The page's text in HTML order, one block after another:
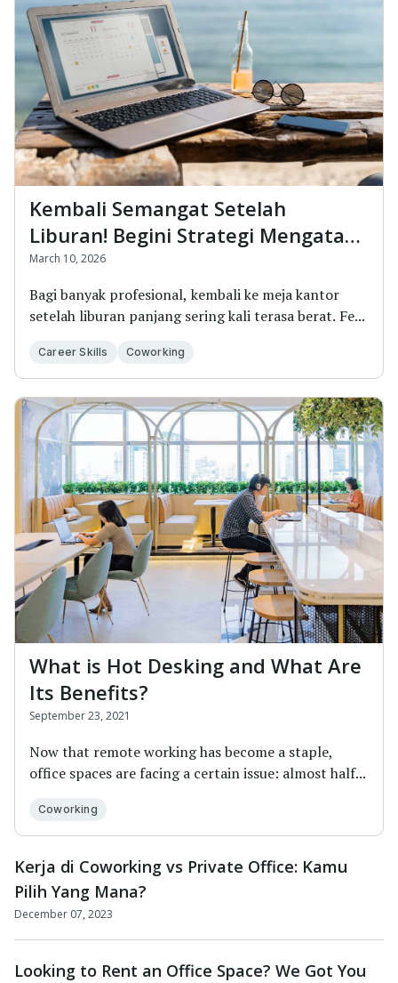
Kembali Semangat Setelah
Liburan! Begini Strategi Mengatasi
Post-Holiday Blues
March 10, 2026
Bagi banyak profesional, kembali ke meja kantor
setelah liburan panjang sering kali terasa berat. Fe...
Career Skills Coworking
What is Hot Desking and What Are
Its Benefits?
September 23, 2021
Now that remote working has become a staple,
office spaces are facing a certain issue: almost half...
Coworking
Kerja di Coworking vs Private Office: Kamu
Pilih Yang Mana?
December 07, 2023
Looking to Rent an Office Space? We Got You